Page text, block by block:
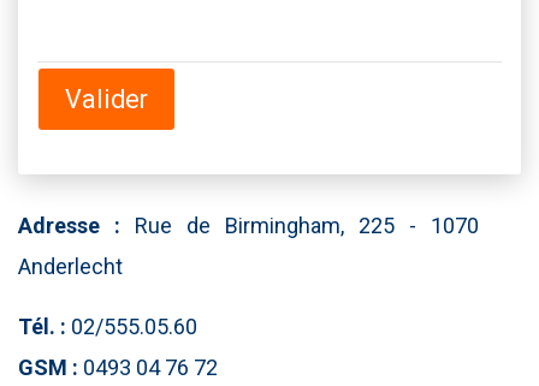
Valider
Adresse : Rue de Birmingham, 225 - 1070
Anderlecht
Tél. : 02/555.05.60
GSM : 0493 04 76 72